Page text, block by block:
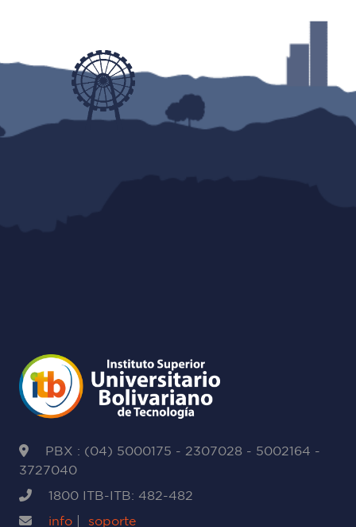
PBX : (04) 5000175 - 2307028 - 5002164 -
3727040
1800 ITB-ITB: 482-482
info
soporte